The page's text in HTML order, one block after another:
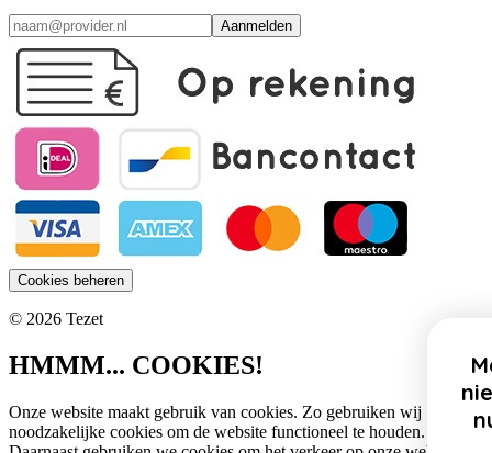
Aanmelden
Cookies beheren
© 2026 Tezet
HMMM... COOKIES!
Onze website maakt gebruik van cookies. Zo gebruiken wij
noodzakelijke cookies om de website functioneel te houden.
Meld je aan voor onze
nieuwsbrief en profiteer
nu van 10% korting op
Sintpakketten!